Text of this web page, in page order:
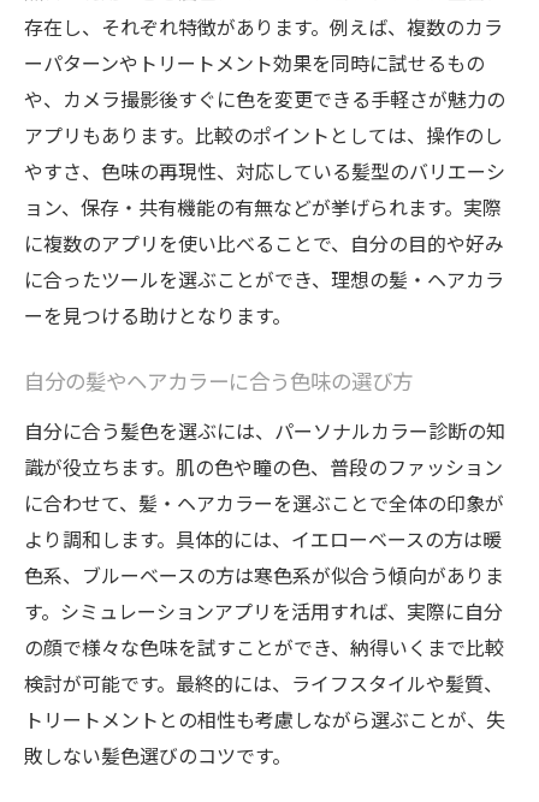
存在し、それぞれ特徴があります。例えば、複数のカラ
ーパターンやトリートメント効果を同時に試せるもの
や、カメラ撮影後すぐに色を変更できる手軽さが魅力の
アプリもあります。比較のポイントとしては、操作のし
やすさ、色味の再現性、対応している髪型のバリエーシ
ョン、保存・共有機能の有無などが挙げられます。実際
に複数のアプリを使い比べることで、自分の目的や好み
に合ったツールを選ぶことができ、理想の髪・ヘアカラ
ーを見つける助けとなります。
自分の髪やヘアカラーに合う色味の選び方
自分に合う髪色を選ぶには、パーソナルカラー診断の知
識が役立ちます。肌の色や瞳の色、普段のファッション
に合わせて、髪・ヘアカラーを選ぶことで全体の印象が
より調和します。具体的には、イエローベースの方は暖
色系、ブルーベースの方は寒色系が似合う傾向がありま
す。シミュレーションアプリを活用すれば、実際に自分
の顔で様々な色味を試すことができ、納得いくまで比較
検討が可能です。最終的には、ライフスタイルや髪質、
トリートメントとの相性も考慮しながら選ぶことが、失
敗しない髪色選びのコツです。